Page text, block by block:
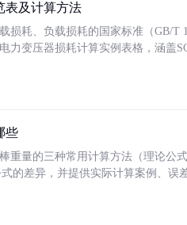
表及计算方法
损耗、负载损耗的国家标准（GB/T
力变压器损耗计算实例表格，涵盖
些
重量的三种常用计算方法（理论公
式的差异，并提供实际计算案例、